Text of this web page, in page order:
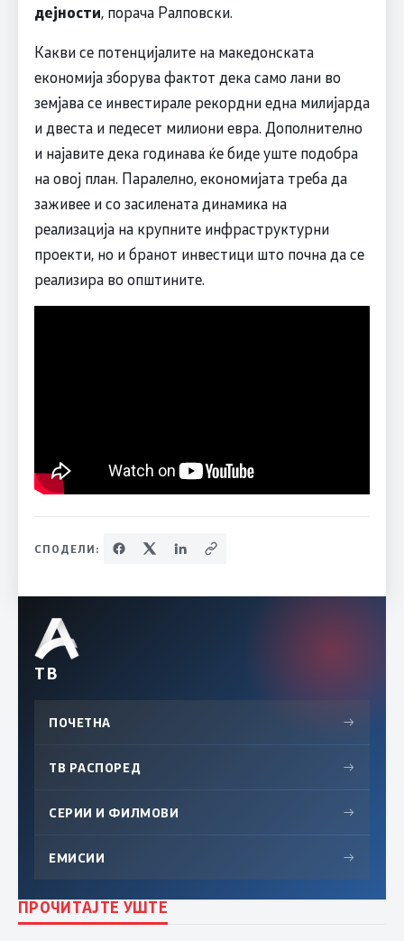
дејности, порача Ралповски.
Какви се потенцијалите на македонската
економија зборува фактот дека само лани во
земјава се инвестирале рекордни една милијарда
и двеста и педесет милиони евра. Дополнително
и најавите дека годинава ќе биде уште подобра
на овој план. Паралелно, економијата треба да
заживее и со засилената динамика на
реализација на крупните инфраструктурни
проекти, но и бранот инвестици што почна да се
реализира во општините.
СПОДЕЛИ:
ТВ
ПОЧЕТНА →
ТВ РАСПОРЕД →
СЕРИИ И ФИЛМОВИ →
ЕМИСИИ →
ПРОЧИТАЈТЕ УШТЕ